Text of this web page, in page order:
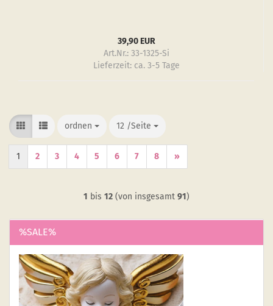
39,90 EUR
Art.Nr.: 33-1325-Si
Lieferzeit: ca. 3-5 Tage
ordnen
ordnen 12 /Seite
/Seite
1 2 3 4 5 6 7 8 »
1 bis 12 (von insgesamt 91)
%SALE%